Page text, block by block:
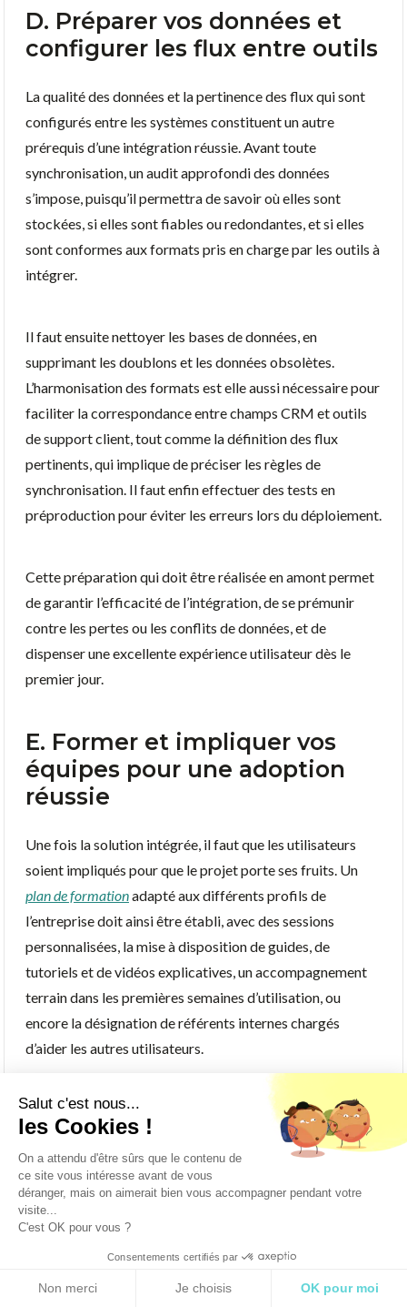
D. Préparer vos données et
configurer les flux entre outils
La qualité des données et la pertinence des flux qui sont
configurés entre les systèmes constituent un autre
prérequis d’une intégration réussie. Avant toute
synchronisation, un audit approfondi des données
s’impose, puisqu’il permettra de savoir où elles sont
stockées, si elles sont fiables ou redondantes, et si elles
sont conformes aux formats pris en charge par les outils à
intégrer.
Il faut ensuite nettoyer les bases de données, en
supprimant les doublons et les données obsolètes.
L’harmonisation des formats est elle aussi nécessaire pour
faciliter la correspondance entre champs CRM et outils
de support client, tout comme la définition des flux
pertinents, qui implique de préciser les règles de
synchronisation. Il faut enfin effectuer des tests en
préproduction pour éviter les erreurs lors du déploiement.
Cette préparation qui doit être réalisée en amont permet
de garantir l’efficacité de l’intégration, de se prémunir
contre les pertes ou les conflits de données, et de
dispenser une excellente expérience utilisateur dès le
premier jour.
E. Former et impliquer vos
équipes pour une adoption
réussie
Une fois la solution intégrée, il faut que les utilisateurs
soient impliqués pour que le projet porte ses fruits. Un
plan de formationadapté aux différents profils de
l’entreprise doit ainsi être établi, avec des sessions
personnalisées, la mise à disposition de guides, de
tutoriels et de vidéos explicatives, un accompagnement
terrain dans les premières semaines d’utilisation, ou
encore la désignation de référents internes chargés
d’aider les autres utilisateurs.
Cette étape est prépondérante pour valoriser l’outil
auprès des équipes, les encourager à se l’approprier, et ne
pas se confronter à une résistance au changement. Une
adoption progressive et bien encadrée maximise les
chances de succès à long terme.
Salut c'est nous...
les Cookies !
On a attendu d'être sûrs que le contenu de
ce site vous intéresse avant de vous
déranger, mais on aimerait bien vous accompagner pendant votre
visite...
C'est OK pour vous ?
Consentements certifiés par
Non merci Je choisis OK pour moi